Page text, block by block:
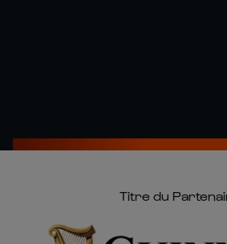
Titre du